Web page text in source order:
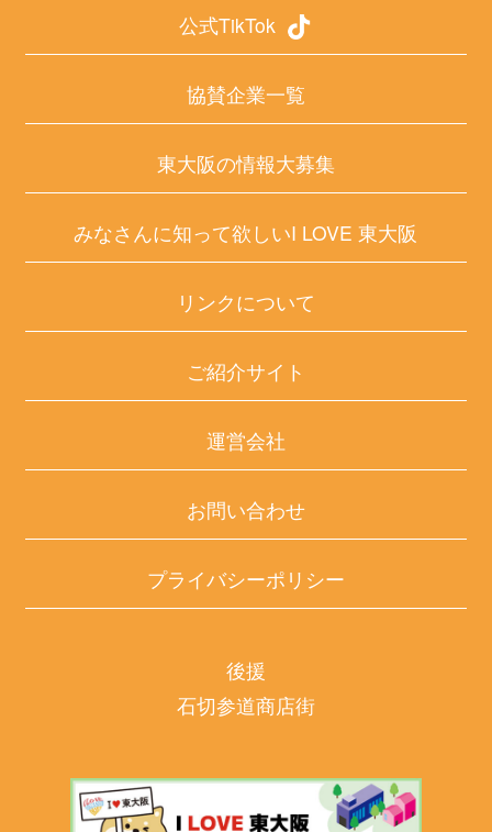
公式TikTok
協賛企業一覧
東大阪の情報大募集
みなさんに知って欲しいI LOVE 東大阪
リンクについて
ご紹介サイト
運営会社
お問い合わせ
プライバシーポリシー
後援
石切参道商店街